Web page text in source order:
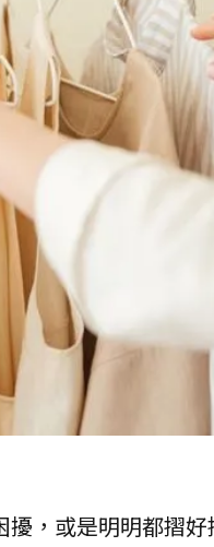
，或是明明都摺